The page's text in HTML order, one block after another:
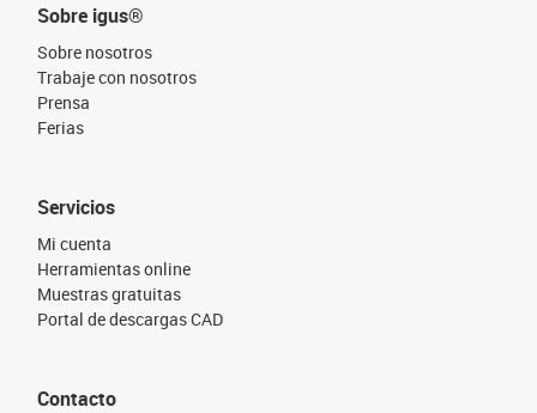
Sobre igus®
Sobre nosotros
Trabaje con nosotros
Prensa
Ferias
Servicios
Mi cuenta
Herramientas online
Muestras gratuitas
Portal de descargas CAD
Contacto